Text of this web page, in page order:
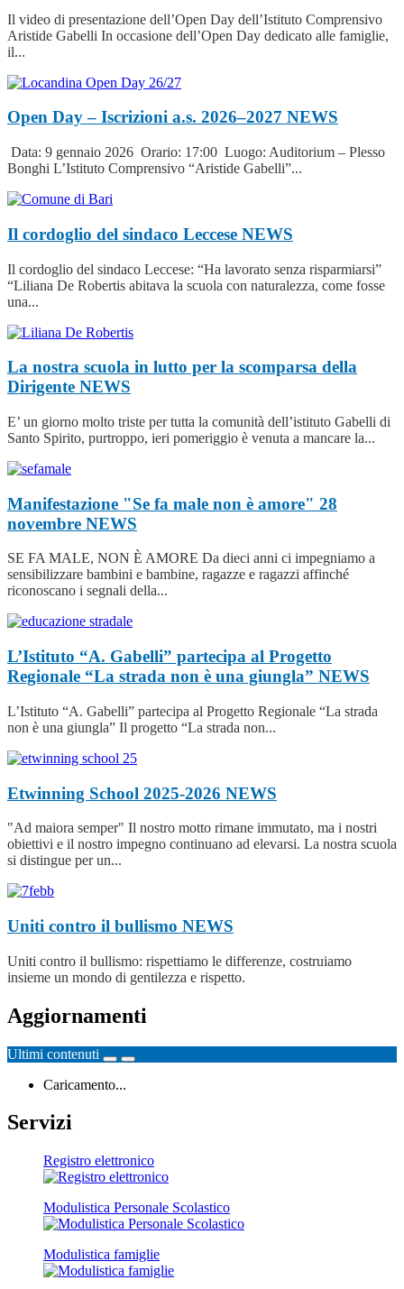
Il video di presentazione dell’Open Day dell’Istituto Comprensivo
Aristide Gabelli In occasione dell’Open Day dedicato alle famiglie,
il...
Open Day – Iscrizioni a.s. 2026–2027 NEWS
Data: 9 gennaio 2026 Orario: 17:00 Luogo: Auditorium – Plesso
Bonghi L’Istituto Comprensivo “Aristide Gabelli”...
Il cordoglio del sindaco Leccese NEWS
Il cordoglio del sindaco Leccese: “Ha lavorato senza risparmiarsi”
“Liliana De Robertis abitava la scuola con naturalezza, come fosse
una...
La nostra scuola in lutto per la scomparsa della
Dirigente NEWS
E’ un giorno molto triste per tutta la comunità dell’istituto Gabelli di
Santo Spirito, purtroppo, ieri pomeriggio è venuta a mancare la...
Manifestazione "Se fa male non è amore" 28
novembre NEWS
SE FA MALE, NON È AMORE Da dieci anni ci impegniamo a
sensibilizzare bambini e bambine, ragazze e ragazzi affinché
riconoscano i segnali della...
L’Istituto “A. Gabelli” partecipa al Progetto
Regionale “La strada non è una giungla” NEWS
L’Istituto “A. Gabelli” partecipa al Progetto Regionale “La strada
non è una giungla” Il progetto “La strada non...
Etwinning School 2025-2026 NEWS
"Ad maiora semper" Il nostro motto rimane immutato, ma i nostri
obiettivi e il nostro impegno continuano ad elevarsi. La nostra scuola
si distingue per un...
Uniti contro il bullismo NEWS
Uniti contro il bullismo: rispettiamo le differenze, costruiamo
insieme un mondo di gentilezza e rispetto.
Aggiornamenti
Ultimi contenuti
Caricamento...
Servizi
Registro elettronico
Modulistica Personale Scolastico
Modulistica famiglie